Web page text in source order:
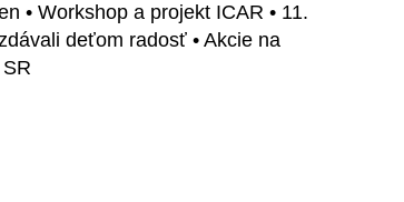
• Workshop a projekt ICAR • 11.
deťom radosť • Akcie na